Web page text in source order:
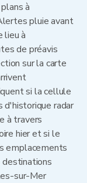
à
pluie avant
lieu à
de préavis
sur la carte
si la cellule
d'historique radar
à travers
hier et si le
emplacements
sur-Mer